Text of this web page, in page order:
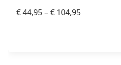
€44,95–€ 104,95